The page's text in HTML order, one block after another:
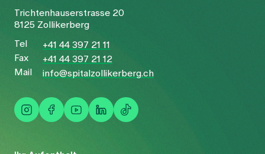
Trichtenhauserstrasse 20
8125 Zollikerberg
Tel
+41 44 397 21 11
Fax
+41 44 397 21 12
Mail
info@spitalzollikerberg.ch